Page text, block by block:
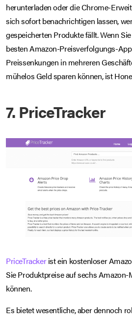
herunterladen oder die Chrome-
sich sofort benachrichtigen lassen,
gespeicherten Produkte fällt. Wenn
besten Amazon-Preisverfolgungs-
Preissenkungen in mehreren
mühelos Geld sparen können, ist
7. PriceTracker
PriceTrackerist ein kostenloser
Sie Produktpreise auf sechs
können.
Es bietet wesentliche, aber dennoch